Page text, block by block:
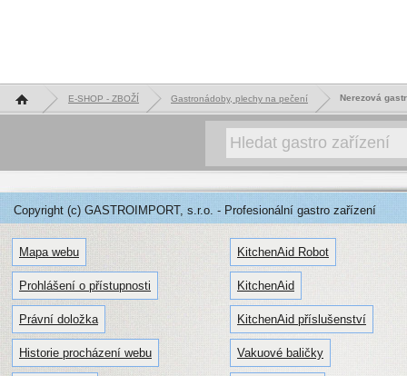
Hlavní stránka E-SHOP - ZBOŽÍ Gastronádoby, plechy na pečení Nerezová
Copyright (c) GASTROIMPORT, s.r.o. - Profesionální gastro zařízení
Mapa webu
Prohlášení o přístupnosti
Právní doložka
Historie procházení webu
KitchenAid Robot
KitchenAid
KitchenAid příslušenství
Vakuové baličky